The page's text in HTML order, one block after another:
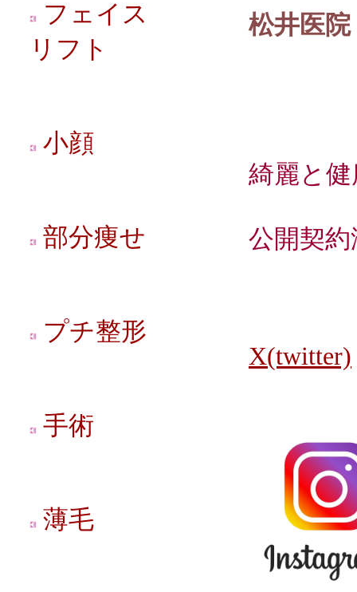
フェイス
リフト
小顔
部分痩せ
プチ整形
手術
薄毛
松井医
綺麗と
公開契
X(twitter)